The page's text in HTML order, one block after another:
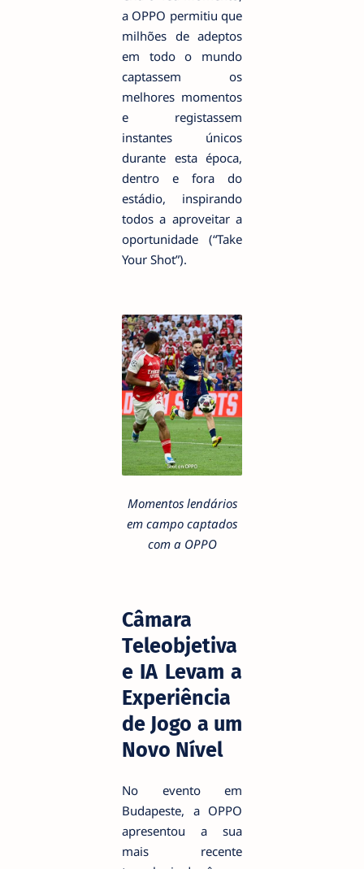
a OPPO permitiu que
milhões de adeptos
em todo o mundo
captassem os
melhores momentos
e registassem
instantes únicos
durante esta época,
dentro e fora do
estádio, inspirando
todos a aproveitar a
oportunidade (“Take
Your Shot”).
Momentos lendários
em campo captados
com a OPPO
Câmara
Teleobjetiva
e IA Levam a
Experiência
de Jogo a um
Novo Nível
No evento em
Budapeste, a OPPO
apresentou a sua
mais recente